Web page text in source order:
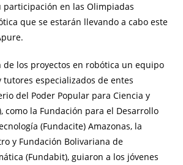
en las Olimpiadas
que se estarán llevando a cabo este
de los proyectos en robótica un equipo
especializados de entes
del Poder Popular para Ciencia y
como la Fundación para el Desarrollo
(Fundacite) Amazonas, la
y Fundación Bolivariana de
(Fundabit), guiaron a los jóvenes